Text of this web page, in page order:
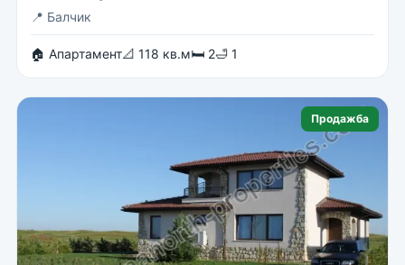
📍 Балчик
🏠 Апартамент📐 118 кв.м🛏 2🛁 1
Продажба